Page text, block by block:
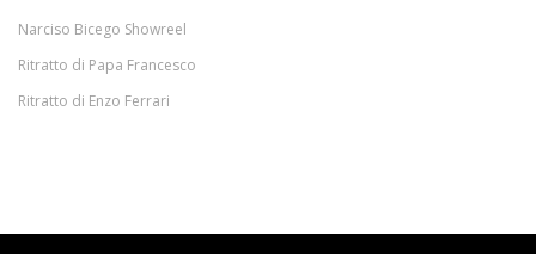
Narciso Bicego Showreel
Ritratto di Papa Francesco
Ritratto di Enzo Ferrari